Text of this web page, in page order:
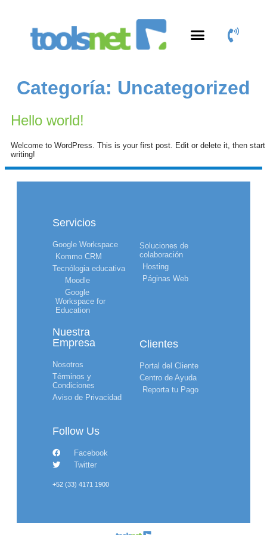
Categoría: Uncategorized
Hello world!
Welcome to WordPress. This is your first post. Edit or delete it, then start
writing!
Servicios
Google Workspace
Kommo CRM
Tecnólogia educativa
Moodle
Google
Workspace for
Education
Soluciones de
colaboración
Hosting
Páginas Web
Nuestra
Empresa
Nosotros
Términos y
Condiciones
Aviso de Privacidad
Clientes
Portal del Cliente
Centro de Ayuda
Reporta tu Pago
Follow Us
Facebook
Twitter
+52 (33) 4171 1900